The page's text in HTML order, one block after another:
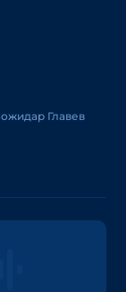
Главев